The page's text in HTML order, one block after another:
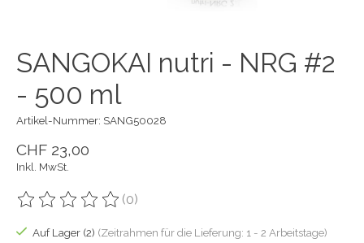
SANGOKAI nutri - NRG #2
- 500 ml
Artikel-Nummer: SANG50028
CHF 23,00
Inkl. MwSt.
Die Bewertung dieses Produkts ist
(0)
Auf Lager (2) (Zeitrahmen für die Lieferung: 1 - 2 Arbeitstage)